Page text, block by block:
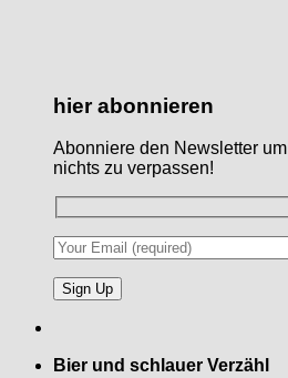
hier abonnieren
Abonniere den Newsletter um
nichts zu verpassen!
Bier und schlauer Verzähl